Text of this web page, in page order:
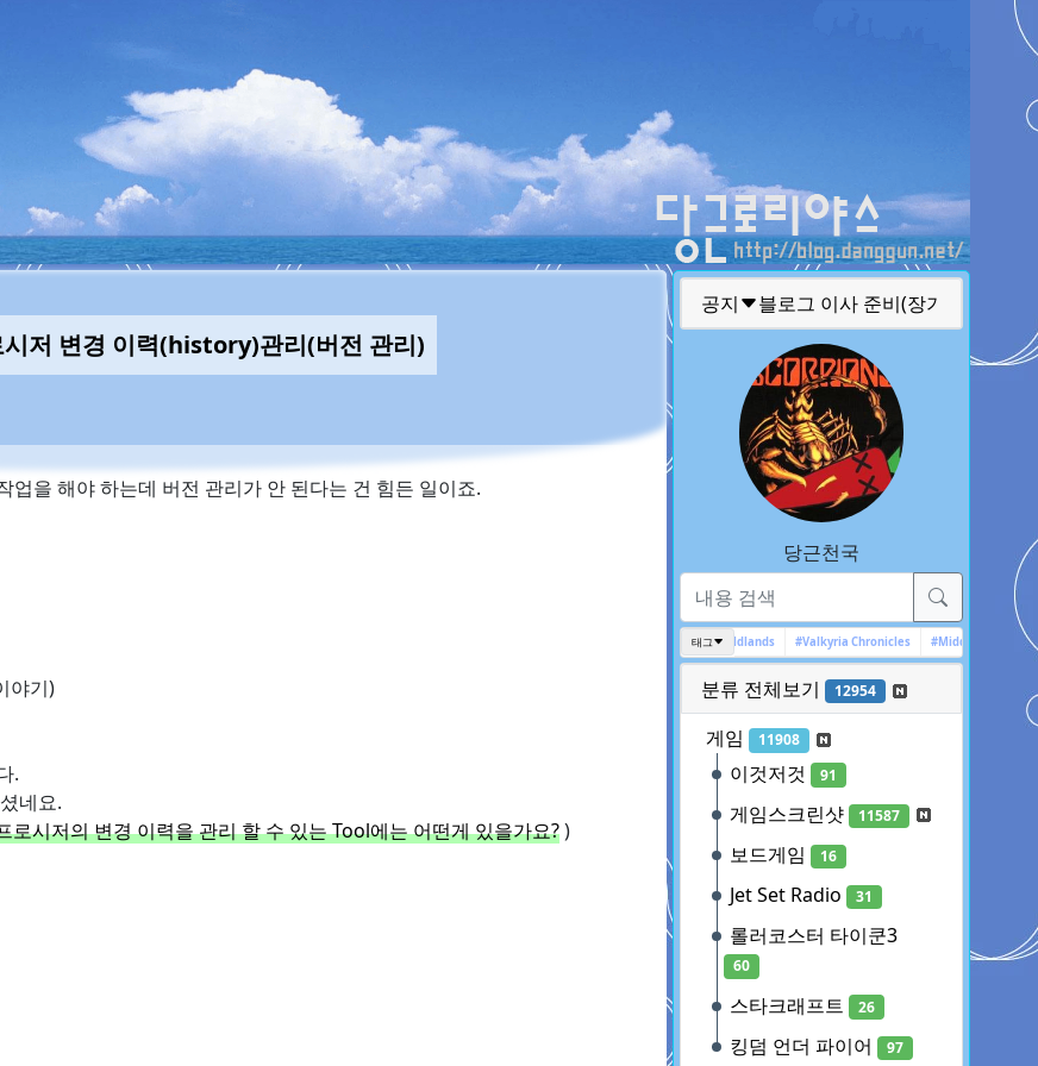
공지 글 퍼가실때 주의 사항
당근천국
태그
#Ghost Recon Wildlands #Valkyria Chronicles #Middle-earth #
분류 전체보기 12954
게임 11908
이것저것 91
게임스크린샷 11587
보드게임 16
Jet Set Radio 31
롤러코스터 타이쿤3
60
스타크래프트 26
킹덤 언더 파이어 97
저 변경 이력(history)관리(버전 관리)
을 해야 하는데 버전 관리가 안 된다는 건 힘든 일이죠.
야기)
.
네요.
로시저의 변경 이력을 관리 할 수 있는 Tool에는 어떤게 있을가요?)